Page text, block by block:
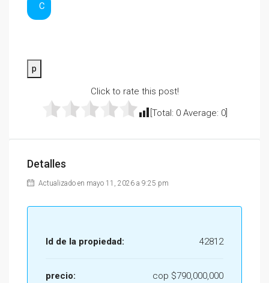
C
p
Click to rate this post!
[Total: 0Average: 0]
Detalles
Actualizado en mayo 11, 2026 a 9:25 pm
Id de la propiedad: 42812
precio: cop $790,000,000